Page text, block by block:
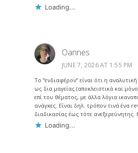
Loading...
Oannes
JUNE 7, 2026 AT 1:55 PM
Το “ενδιαφέρον” είναι ότι η
ως δια μαγείας (αποκλειστικά και
επί του θέματος, με άλλα λόγια
ανάγκες. Είναι δηλ. τρόπον τινά ένα
διαδικασίας έως τότε
Loading...